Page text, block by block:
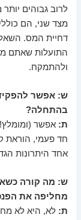
מצד שני, הם
דחיית המס.
התועלות שאתם
ולהתמקח.
ש: אפשר
בהתחלה?
ת: אפשר
חד פעמי, הוראת
אחד היתרונות
ש: מה קורה
מחליפה את
ת: לא, היא לא